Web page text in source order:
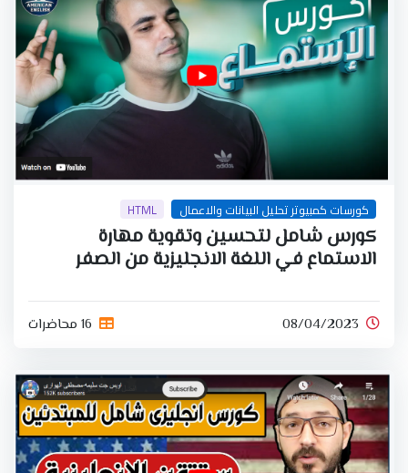
كورسات كمبيوتر تحليل البيانات والاعمال HTML
كورس شامل لتحسين وتقوية مهارة
الاستماع في اللغة الانجليزية من الصفر
08/04/2023 16 محاضرات